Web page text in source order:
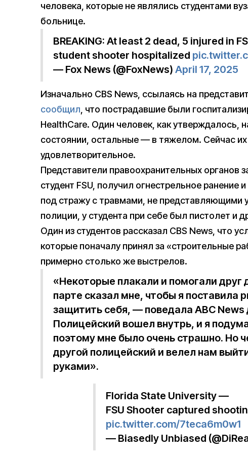
человека, которые не являлись студентами
больнице.
BREAKING: At least 2 dead, 5 injured in
student shooter hospitalized
— Fox News (@FoxNews) April 17, 2025
Изначально CBS News, ссылаясь на
сообщил, что пострадавшие были
HealthCare. Один человек, как утверждалось,
состоянии, остальные — в тяжелом. Сейчас их
удовлетворительное.
Представители правоохранительных органов
студент FSU, получил огнестрельное ранение
под стражу с травмами, не представляющими
полиции, у студента при себе был пистолет и
Один из студентов рассказал CBS News, что
которые поначалу принял за «строительные
примерно столько же выстрелов.
«Некоторые плакали и помогали друг
парте сказал мне, чтобы я поставила
защитить себя, — поведала ABC
Полицейский вошел внутрь, и я
поэтому мне было очень страшно. Но
другой полицейский и велел нам
руками».
Florida State University —
FSU Shooter captured
pic.twitter.com/7teca6m0w1
— Biasedly Unbiased